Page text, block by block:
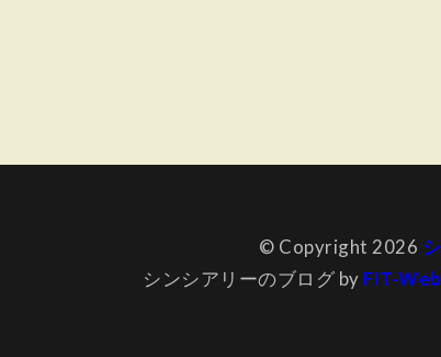
© Copyright 2026
シンシアリーのブログ by FIT-